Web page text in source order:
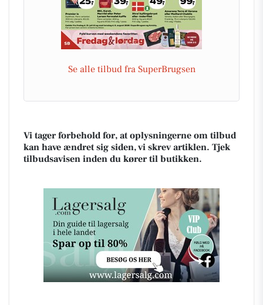
Se alle tilbud fra SuperBrugsen
Vi tager forbehold for, at oplysningerne om tilbud
kan have ændret sig siden, vi skrev artiklen. Tjek
tilbudsavisen inden du kører til butikken.